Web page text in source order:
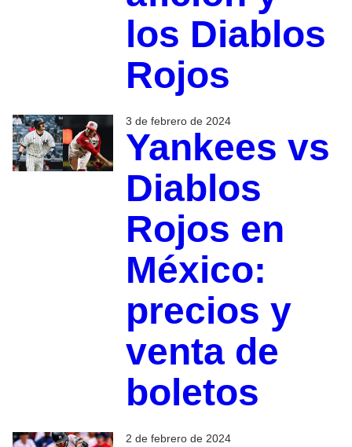
los Diablos
Rojos
3 de febrero de 2024
Yankees vs
Diablos
Rojos en
México:
precios y
venta de
boletos
2 de febrero de 2024